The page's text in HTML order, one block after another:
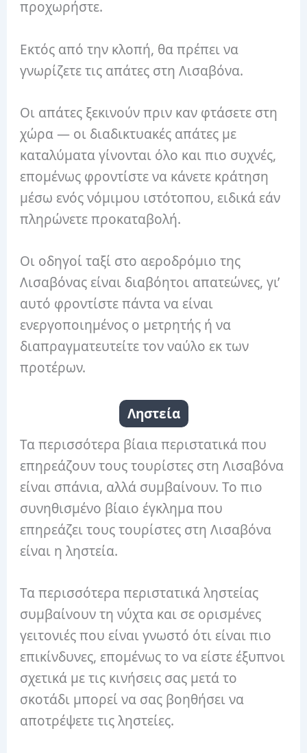
προχωρήστε.
Εκτός από την κλοπή, θα πρέπει να
γνωρίζετε τις απάτες στη Λισαβόνα.
Οι απάτες ξεκινούν πριν καν φτάσετε στη
χώρα — οι διαδικτυακές απάτες με
καταλύματα γίνονται όλο και πιο συχνές,
επομένως φροντίστε να κάνετε κράτηση
μέσω ενός νόμιμου ιστότοπου, ειδικά εάν
πληρώνετε προκαταβολή.
Οι οδηγοί ταξί στο αεροδρόμιο της
Λισαβόνας είναι διαβόητοι απατεώνες, γι’
αυτό φροντίστε πάντα να είναι
ενεργοποιημένος ο μετρητής ή να
διαπραγματευτείτε τον ναύλο εκ των
προτέρων.
Ληστεία
Τα περισσότερα βίαια περιστατικά που
επηρεάζουν τους τουρίστες στη Λισαβόνα
είναι σπάνια, αλλά συμβαίνουν. Το πιο
συνηθισμένο βίαιο έγκλημα που
επηρεάζει τους τουρίστες στη Λισαβόνα
είναι η ληστεία.
Τα περισσότερα περιστατικά ληστείας
συμβαίνουν τη νύχτα και σε ορισμένες
γειτονιές που είναι γνωστό ότι είναι πιο
επικίνδυνες, επομένως το να είστε έξυπνοι
σχετικά με τις κινήσεις σας μετά το
σκοτάδι μπορεί να σας βοηθήσει να
αποτρέψετε τις ληστείες.